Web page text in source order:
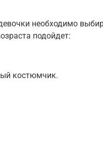
необходимо
подойдет:
костюмчик.